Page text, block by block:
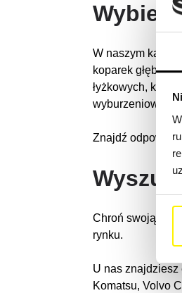
W naszym
koparek
łyżkowych,
wyburzeniowych.
Znajdź
Chroń swoją
rynku.
U nas znajdziesz
Komatsu, Volvo